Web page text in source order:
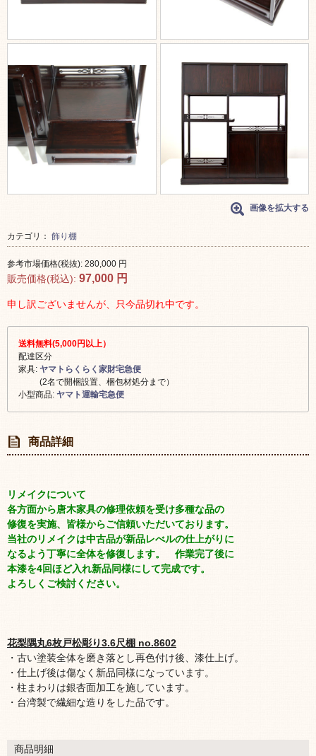
画像を拡大する
カテゴリ： 飾り棚
参考市場価格(税抜): 280,000 円
販売価格(税込): 97,000 円
申し訳ございませんが、只今品切れ中です。
送料無料(5,000円以上）
配達区分
家具: ヤマトらくらく家財宅急便
(2名で開梱設置、梱包材処分まで）
小型商品: ヤマト運輸宅急便
商品詳細
リメイクについて
各方面から唐木家具の修理依頼を受け多種な品の
修復を実施、皆様からご信頼いただいております。
当社のリメイクは中古品が新品レべルの仕上がりに
なるよう丁寧に全体を修復します。 作業完了後に
本漆を4回ほど入れ新品同様にして完成です。
よろしくご検討ください。
花梨隅丸6枚戸松彫り3.6尺棚 no.8602
・古い塗装全体を磨き落とし再色付け後、漆仕上げ。
・仕上げ後は傷なく新品同様になっています。
・柱まわりは銀杏面加工を施しています。
・台湾製で繊細な造りをした品です。
商品明細